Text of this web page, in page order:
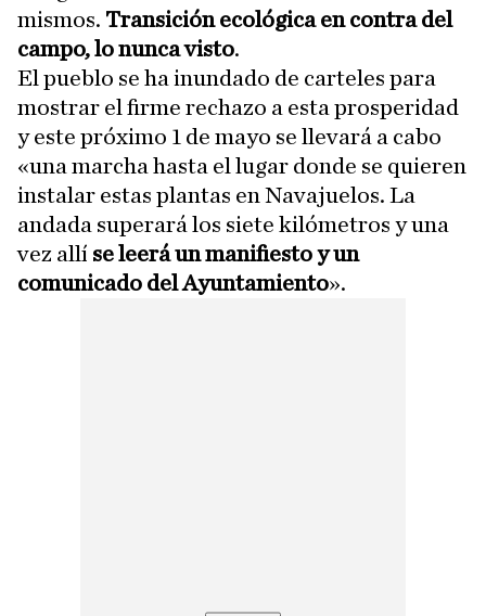
mismos. Transición ecológica en contra del
campo, lo nunca visto.
El pueblo se ha inundado de carteles para
mostrar el firme rechazo a esta prosperidad
y este próximo 1 de mayo se llevará a cabo
«una marcha hasta el lugar donde se quieren
instalar estas plantas en Navajuelos. La
andada superará los siete kilómetros y una
vez allí se leerá un manifiesto y un
comunicado del Ayuntamiento».